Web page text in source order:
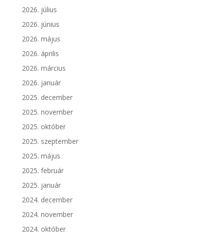
2026. július
2026. június
2026. május
2026. április
2026. március
2026. január
2025. december
2025. november
2025. október
2025. szeptember
2025. május
2025. február
2025. január
2024. december
2024. november
2024. október